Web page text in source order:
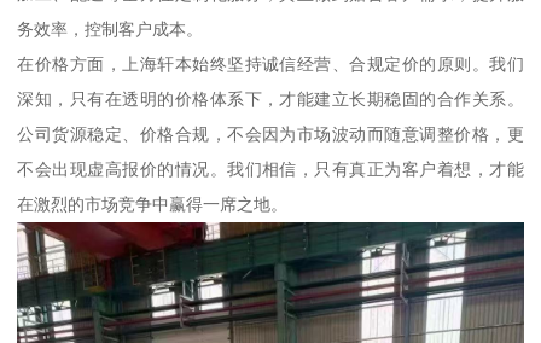
务效率，控制客户成本。
在价格方面，上海轩本始终坚持诚信经营、合规定价的原则。我们
深知，只有在透明的价格体系下，才能建立长期稳固的合作关系。
公司货源稳定、价格合规，不会因为市场波动而随意调整价格，更
不会出现虚高报价的情况。我们相信，只有真正为客户着想，才能
在激烈的市场竞争中赢得一席之地。